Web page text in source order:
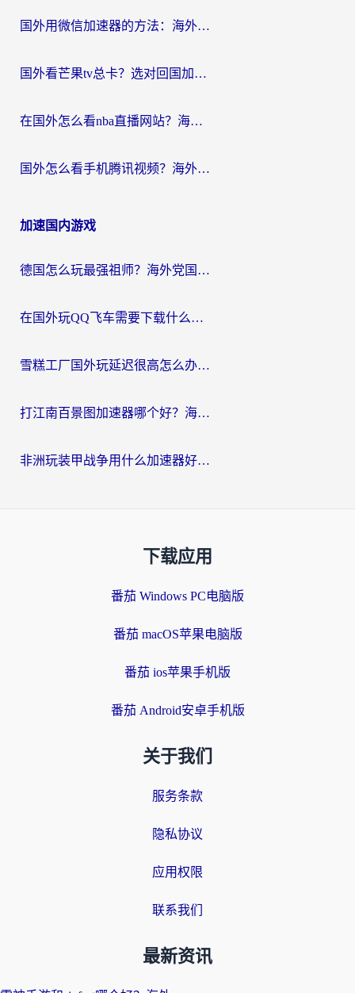
国外用微信加速器的方法：海外党无缝连接国内生活的实用指南
国外看芒果tv总卡？选对回国加速器，轻松追《浪姐》不费劲
在国外怎么看nba直播网站？海外党专属体育观赛指南，告别地区限制！
国外怎么看手机腾讯视频？海外党亲测有效的追剧加速器选择指南
加速国内游戏
德国怎么玩最强祖师？海外党国服游戏加速器选择全攻略（附宝可梦Online实测）
在国外玩QQ飞车需要下载什么加速器呢？海外党亲测有效的国服游戏加速指南
雪糕工厂国外玩延迟很高怎么办？海外玩家国服游戏加速终极攻略（附实测推荐）
打江南百景图加速器哪个好？海外党踩坑N次后，终于找到不卡的秘诀
非洲玩装甲战争用什么加速器好？海外党亲测有效的国服游戏加速方案
下载应用
番茄 Windows PC电脑版
番茄 macOS苹果电脑版
番茄 ios苹果手机版
番茄 Android安卓手机版
关于我们
服务条款
隐私协议
应用权限
联系我们
最新资讯